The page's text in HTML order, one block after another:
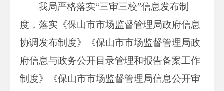
我局严格落实“三审三校”信息发布制
度，落实《保山市市场监督管理局政府信息
协调发布制度》《保山市市场监督管理局政
府信息与政务公开目录管理和报告备案工作
制度》《保山市市场监督管理局信息公开审